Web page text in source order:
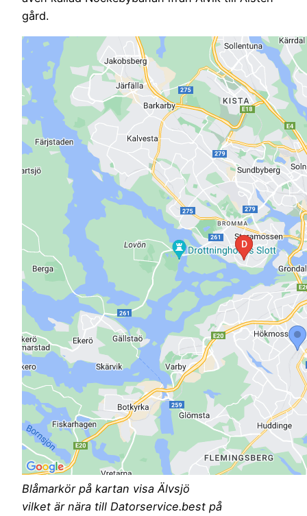
gård.
Blåmarkör på kartan visa Älvsjö
vilket är nära till Datorservice.best på